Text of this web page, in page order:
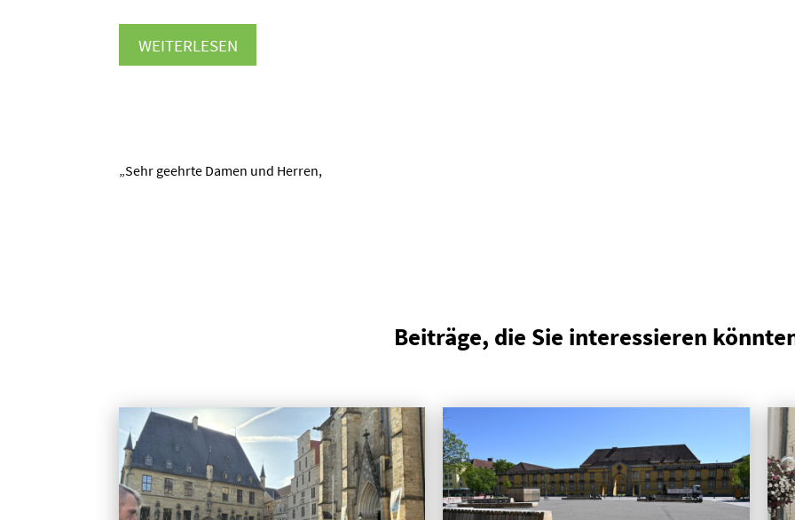
WEITERLESEN
„Sehr geehrte Damen und Herren,
Beiträge, die Sie interessieren